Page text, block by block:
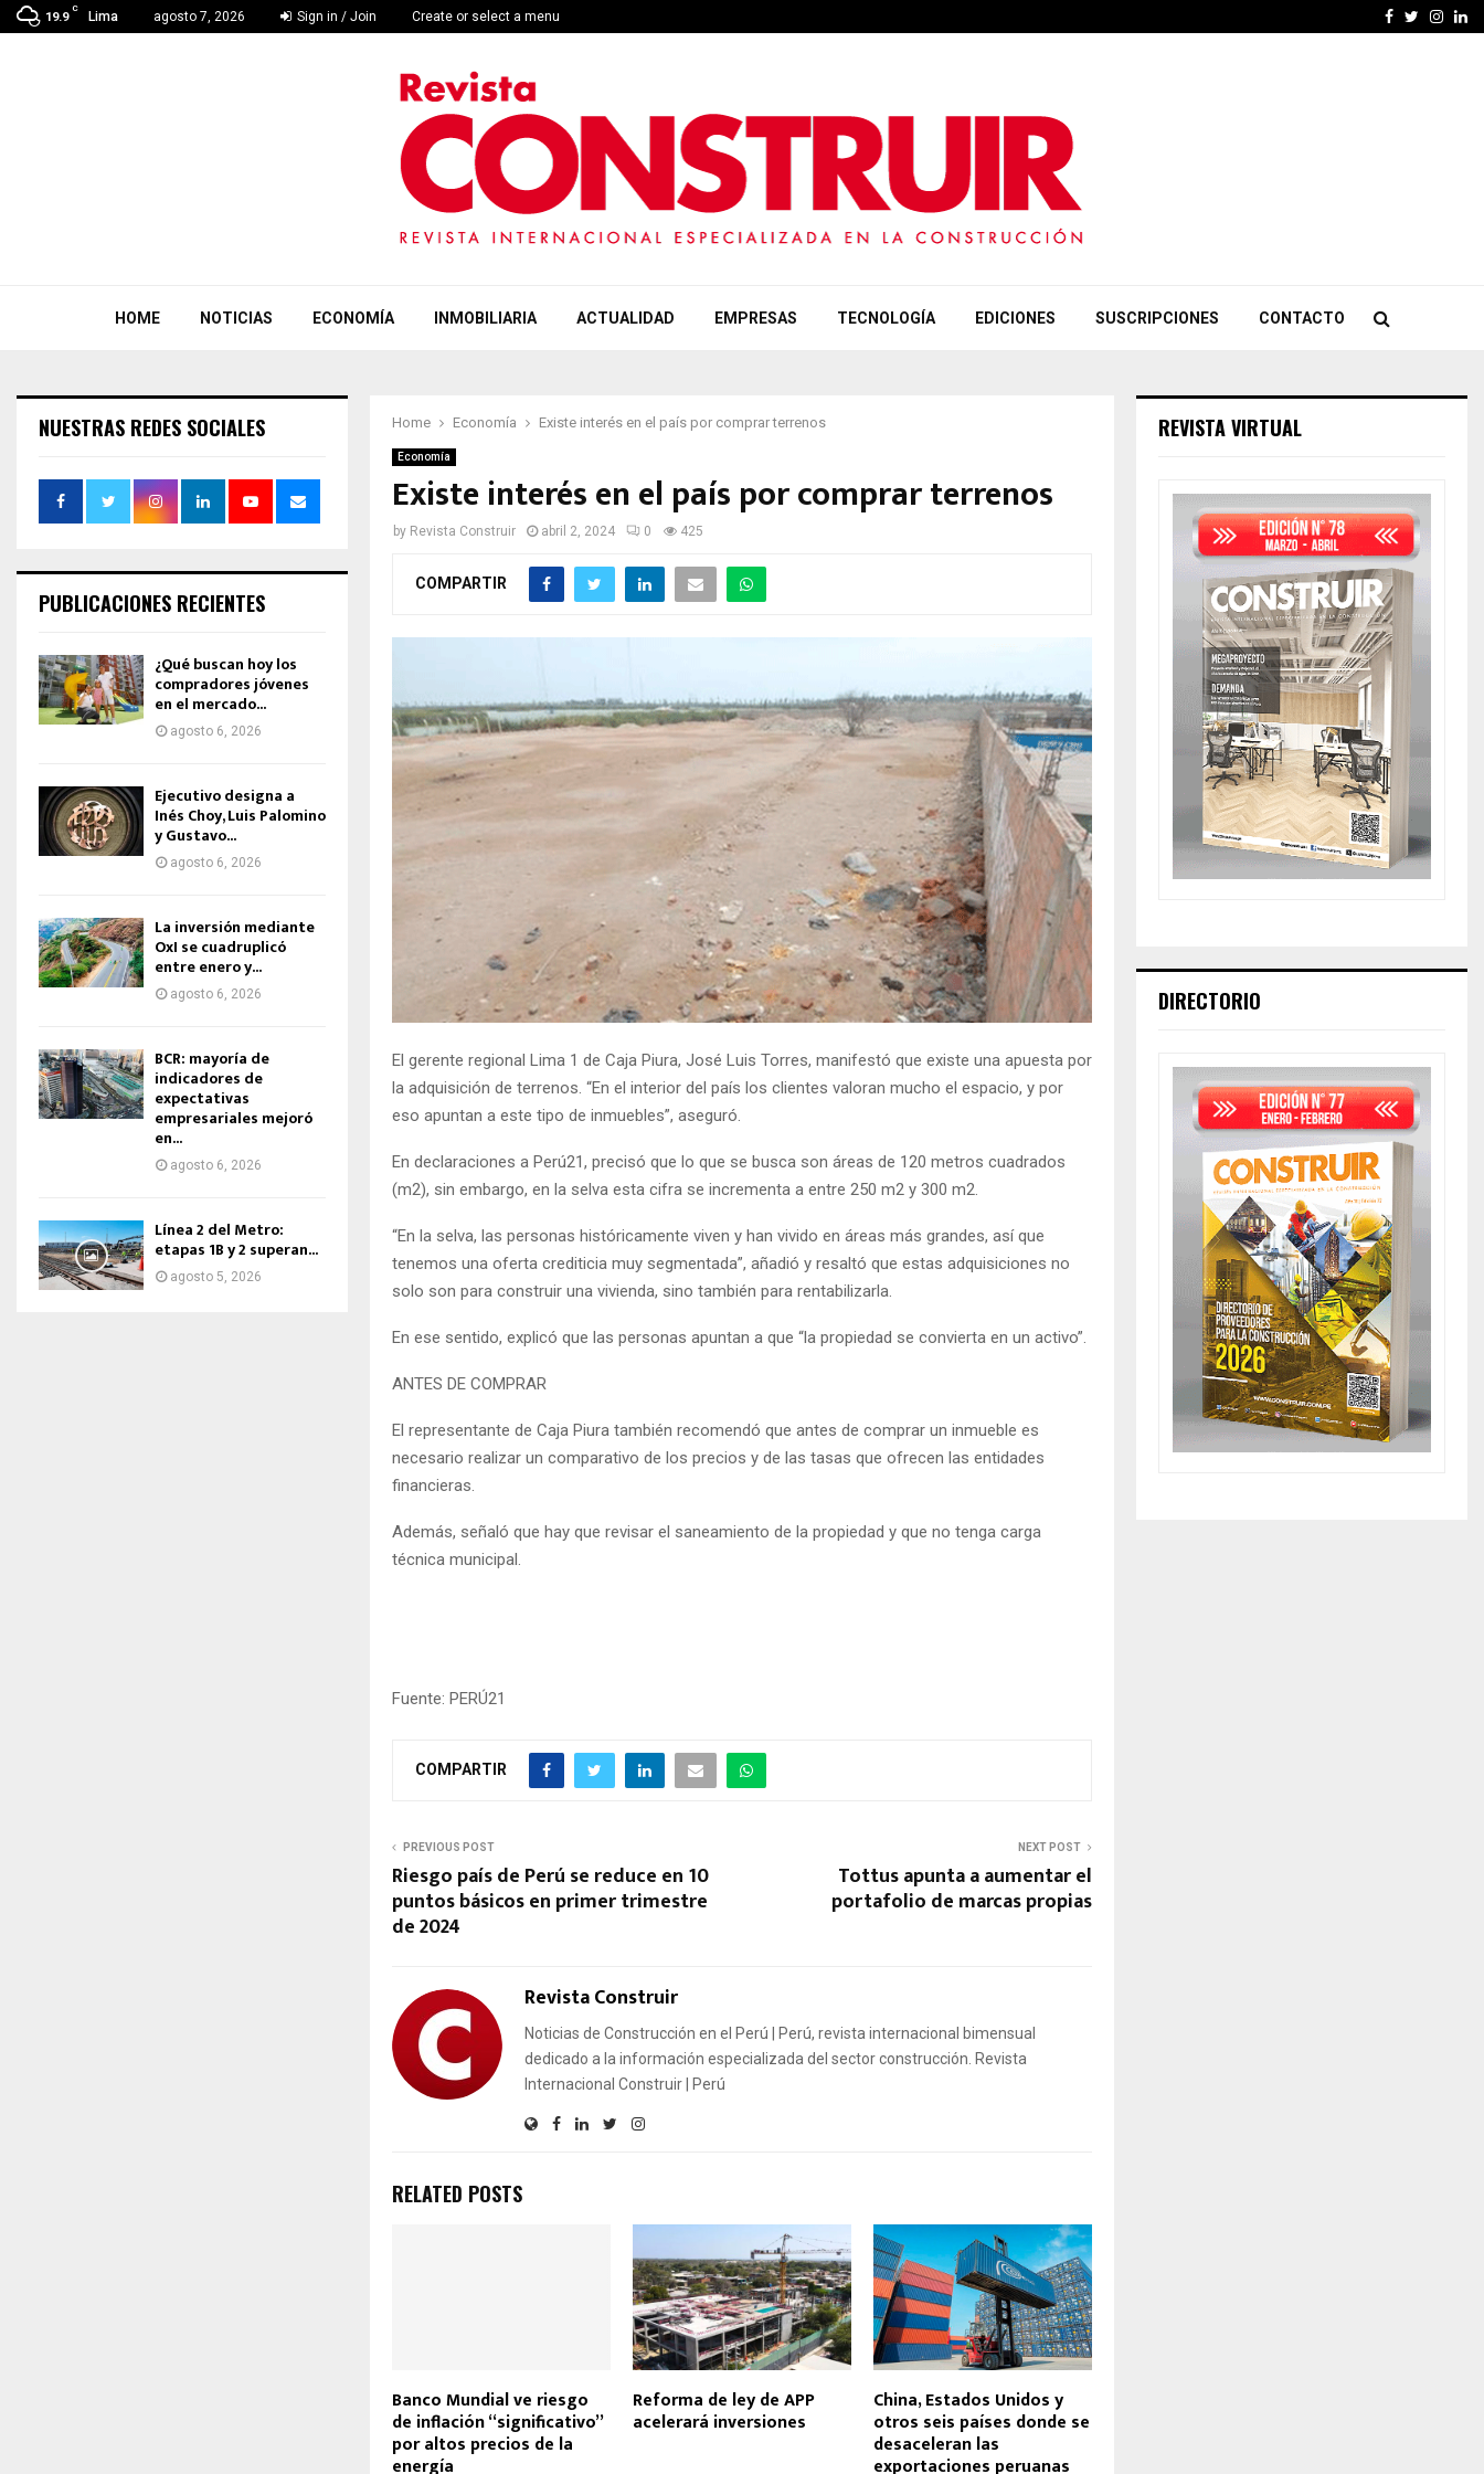
19.9
C
Lima agosto 7, 2026 Sign in / Join Create or select a menu Facebook
Twitter
HOME NOTICIAS ECONOMÍA INMOBILIARIA ACTUALIDAD EMPRESAS TECNOLOGÍA EDICIONES SUSCRIPCIONES CONTACTO
Home Economía Existe interés en el país por comprar terrenos
Economía
Existe interés en el país por comprar terrenos
by Revista Construir abril 2, 2024 0 425
COMPARTIR
El gerente regional Lima 1 de Caja Piura, José Luis Torres, manifestó que existe una apuesta por
la adquisición de terrenos. “En el interior del país los clientes valoran mucho el espacio, y por
eso apuntan a este tipo de inmuebles”, aseguró.
En declaraciones a Perú21, precisó que lo que se busca son áreas de 120 metros cuadrados
(m2), sin embargo, en la selva esta cifra se incrementa a entre 250 m2 y 300 m2.
“En la selva, las personas históricamente viven y han vivido en áreas más grandes, así que
tenemos una oferta crediticia muy segmentada”, añadió y resaltó que estas adquisiciones no
solo son para construir una vivienda, sino también para rentabilizarla.
En ese sentido, explicó que las personas apuntan a que “la propiedad se convierta en un activo”.
ANTES DE COMPRAR
El representante de Caja Piura también recomendó que antes de comprar un inmueble es
necesario realizar un comparativo de los precios y de las tasas que ofrecen las entidades
financieras.
Además, señaló que hay que revisar el saneamiento de la propiedad y que no tenga carga
técnica municipal.
Fuente: PERÚ21
COMPARTIR
PREVIOUS POST
Riesgo país de Perú se reduce en 10
puntos básicos en primer trimestre
de 2024
NEXT POST
Tottus apunta a aumentar el
portafolio de marcas propias
Revista Construir
Noticias de Construcción en el Perú | Perú, revista internacional bimensual
dedicado a la información especializada del sector construcción. Revista
Internacional Construir | Perú
RELATED POSTS
Banco Mundial ve riesgo
de inflación “significativo”
por altos precios de la
energía
Reforma de ley de APP
acelerará inversiones
China, Estados Unidos y
otros seis países donde se
desaceleran las
exportaciones peruanas
NUESTRAS REDES SOCIALES
PUBLICACIONES RECIENTES
¿Qué buscan hoy los
compradores jóvenes
en el mercado...
agosto 6, 2026
Ejecutivo designa a
Inés Choy, Luis Palomino
y Gustavo...
agosto 6, 2026
La inversión mediante
OxI se cuadruplicó
entre enero y...
agosto 6, 2026
BCR: mayoría de
indicadores de
expectativas
empresariales mejoró
en...
agosto 6, 2026
Línea 2 del Metro:
etapas 1B y 2 superan...
agosto 5, 2026
REVISTA VIRTUAL
DIRECTORIO